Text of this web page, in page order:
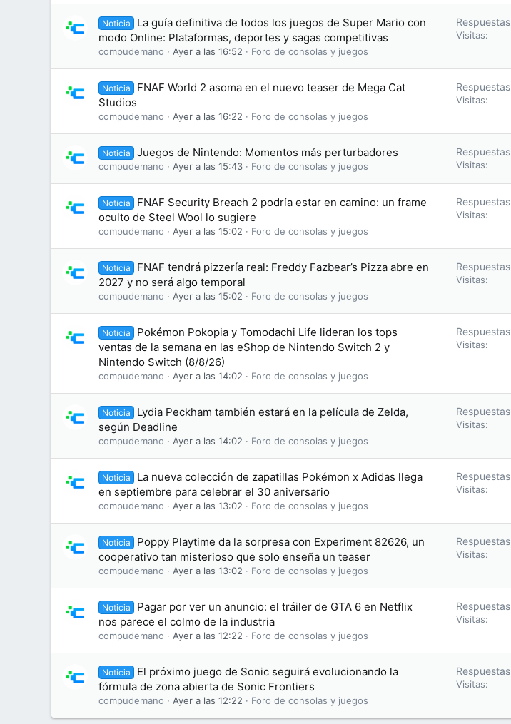
Noticia
La guía definitiva de todos los juegos de Super Mario con
modo Online: Plataformas, deportes y sagas competitivas
compudemano Ayer a las 16:52 Foro de consolas y juegos
Respuestas
Visitas
Noticia
FNAF World 2 asoma en el nuevo teaser de Mega Cat
Studios
compudemano Ayer a las 16:22 Foro de consolas y juegos
Respuestas
Visitas
Noticia Juegos de Nintendo: Momentos más perturbadores
compudemano Ayer a las 15:43 Foro de consolas y juegos
Respuestas
Visitas
Noticia
FNAF Security Breach 2 podría estar en camino: un frame
oculto de Steel Wool lo sugiere
compudemano Ayer a las 15:02 Foro de consolas y juegos
Respuestas
Visitas
Noticia
FNAF tendrá pizzería real: Freddy Fazbear’s Pizza abre en
2027 y no será algo temporal
compudemano Ayer a las 15:02 Foro de consolas y juegos
Respuestas
Visitas
Noticia
Pokémon Pokopia y Tomodachi Life lideran los tops
ventas de la semana en las eShop de Nintendo Switch 2 y
Nintendo Switch (8/8/26)
compudemano Ayer a las 14:02 Foro de consolas y juegos
Respuestas
Visitas
Noticia
Lydia Peckham también estará en la película de Zelda,
según Deadline
compudemano Ayer a las 14:02 Foro de consolas y juegos
Respuestas
Visitas
Noticia
La nueva colección de zapatillas Pokémon x Adidas llega
en septiembre para celebrar el 30 aniversario
compudemano Ayer a las 13:02 Foro de consolas y juegos
Respuestas
Visitas
Noticia
Poppy Playtime da la sorpresa con Experiment 82626, un
cooperativo tan misterioso que solo enseña un teaser
compudemano Ayer a las 13:02 Foro de consolas y juegos
Respuestas
Visitas
Noticia
Pagar por ver un anuncio: el tráiler de GTA 6 en Netflix
nos parece el colmo de la industria
compudemano Ayer a las 12:22 Foro de consolas y juegos
Respuestas
Visitas
Noticia
El próximo juego de Sonic seguirá evolucionando la
fórmula de zona abierta de Sonic Frontiers
compudemano Ayer a las 12:22 Foro de consolas y juegos
Respuestas
Visitas